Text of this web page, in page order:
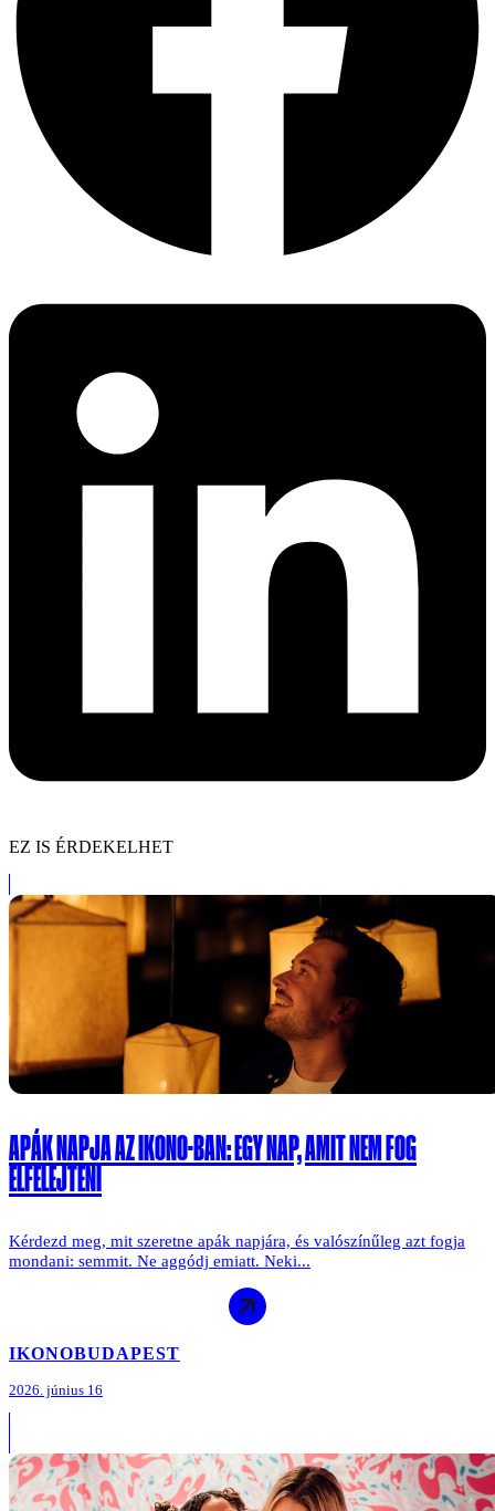
EZ IS ÉRDEKELHET
APÁK NAPJA AZ IKONO-BAN: EGY NAP, AMIT NEM FOG
ELFELEJTENI
Kérdezd meg, mit szeretne apák napjára, és valószínűleg azt fogja
mondani: semmit. Ne aggódj emiatt. Neki...
IKONOBUDAPEST
2026. június 16